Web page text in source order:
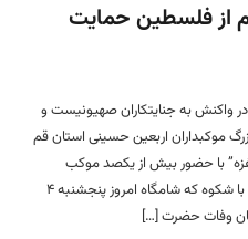
از فلسطین حمایت
واکنش به جنایتکاران صهیونیست و
موکبداران اربعین حسینی استان قم
با حضور بیش از یکصد موکب
اربعینی برگزار شد. در این مراسم با شکوه که شامگاه امروز پنجشنبه ۴